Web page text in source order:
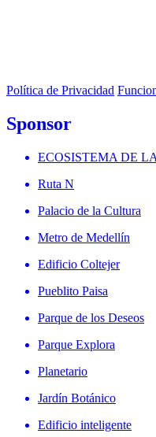
Política de Privacidad
Sponsor
ECOSISTEMA DE
Ruta N
Palacio de la Cultura
Metro de Medellín
Edificio Coltejer
Pueblito Paisa
Parque de los Deseos
Parque Explora
Planetario
Jardín Botánico
Edificio inteligente